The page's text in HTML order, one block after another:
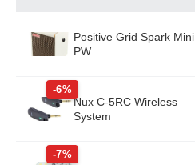
Positive Grid Spark Mini
PW
-6%
Nux C-5RC Wireless
System
-7%